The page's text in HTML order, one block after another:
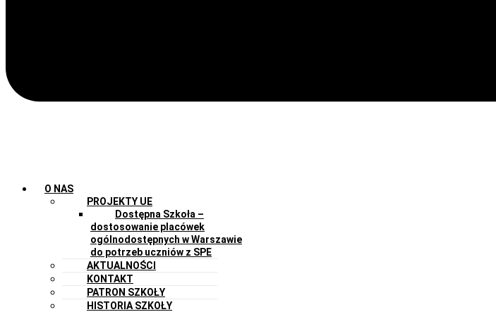
O NAS
PROJEKTY UE
Dostępna Szkoła –
dostosowanie placówek
ogólnodostępnych w Warszawie
do potrzeb uczniów z SPE
AKTUALNOŚCI
KONTAKT
PATRON SZKOŁY
HISTORIA SZKOŁY